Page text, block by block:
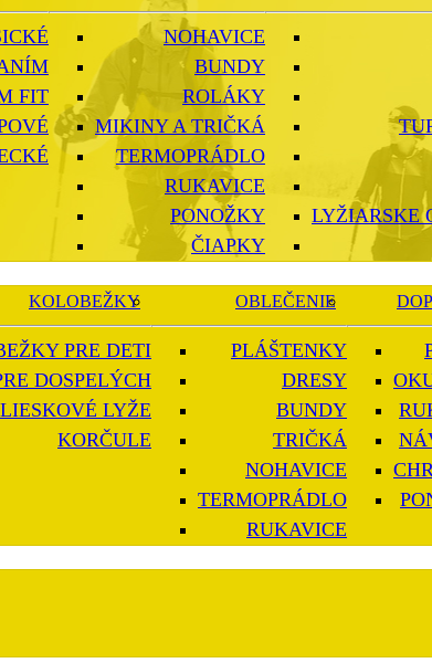
FIT
NOHAVICE
BUNDY
ROLÁKY
MIKINY A TRIČKÁ
TERMOPRÁDLO
RUKAVICE
PONOŽKY
ČIAPKY
LYŽIARSKE
KOLOBEŽKY
PRE DETI
DOSPELÝCH
LYŽE
KORČULE
OBLEČENIE
PLÁŠTENKY
DRESY
BUNDY
TRIČKÁ
NOHAVICE
TERMOPRÁDLO
RUKAVICE